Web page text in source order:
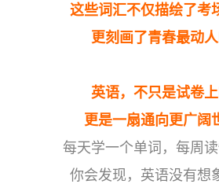
这些词汇不仅描绘了考
更刻画了青春最动
英语，不只是试卷
更是一扇通向更广阔
每天学一个单词，每周
你会发现，英语没有想